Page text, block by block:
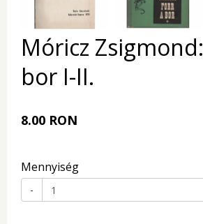
Móricz
bor I-II.
8.00 RON
Mennyiség
-